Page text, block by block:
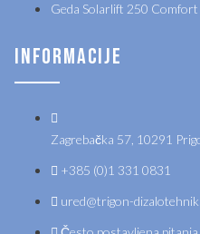
Geda Solarlift 250 Comfort
INFORMACIJE
Zagrebačka 57, 10291
+385 (0)1 331 0831
ured@trigon-